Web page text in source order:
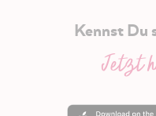
Kennst Du
Jetzt